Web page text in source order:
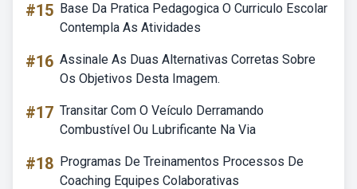
#15 Base Da Pratica Pedagogica O Curriculo Escolar
Contempla As Atividades
#16 Assinale As Duas Alternativas Corretas Sobre
Os Objetivos Desta Imagem.
#17 Transitar Com O Veículo Derramando
Combustível Ou Lubrificante Na Via
#18 Programas De Treinamentos Processos De
Coaching Equipes Colaborativas